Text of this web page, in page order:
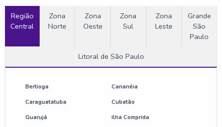
Etiquetas rígidas antifurto
Onde comprar antena antifurto
Região
Central
Zona
Norte
Zona
Oeste
Zona
Sul
Zona
Leste
Grande
São
Paulo
Litoral de São Paulo
Bertioga Cananéia
Caraguatatuba Cubatão
Guarujá Ilha Comprida